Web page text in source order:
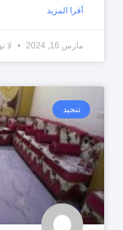
أقرا المزيد
مارس 16, 2024 لا
تنجيد